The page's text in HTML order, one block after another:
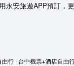
用永安旅遊APP預訂，
由行 | 台中機票+酒店自由